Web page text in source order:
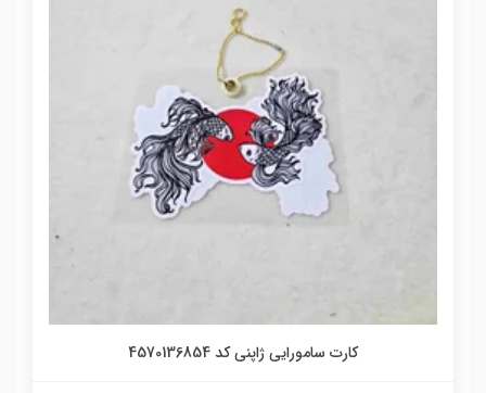
کارت سامورایی ژاپنی کد 588423658